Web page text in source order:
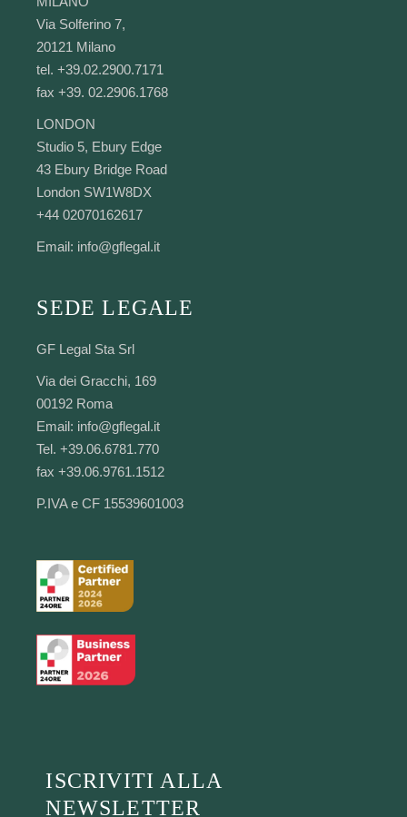
Via Solferino 7,
20121 Milano
tel. +39.02.2900.7171
fax +39. 02.2906.1768
LONDON
Studio 5, Ebury Edge
43 Ebury Bridge Road
London SW1W8DX
+44 02070162617
Email: info@gflegal.it
SEDE LEGALE
GF Legal Sta Srl
Via dei Gracchi, 169
00192 Roma
Email: info@gflegal.it
Tel. +39.06.6781.770
fax +39.06.9761.1512
P.IVA e CF 15539601003
ISCRIVITI ALLA
NEWSLETTER